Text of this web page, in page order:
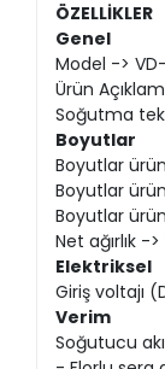
ÖZELLİKLER
Genel
Model ->
Ürün
Soğutma
Boyutlar
Boyutlar
Boyutlar
Boyutlar
Net ağırlık ->
Elektriksel
Giriş voltajı
Verim
Soğutucu